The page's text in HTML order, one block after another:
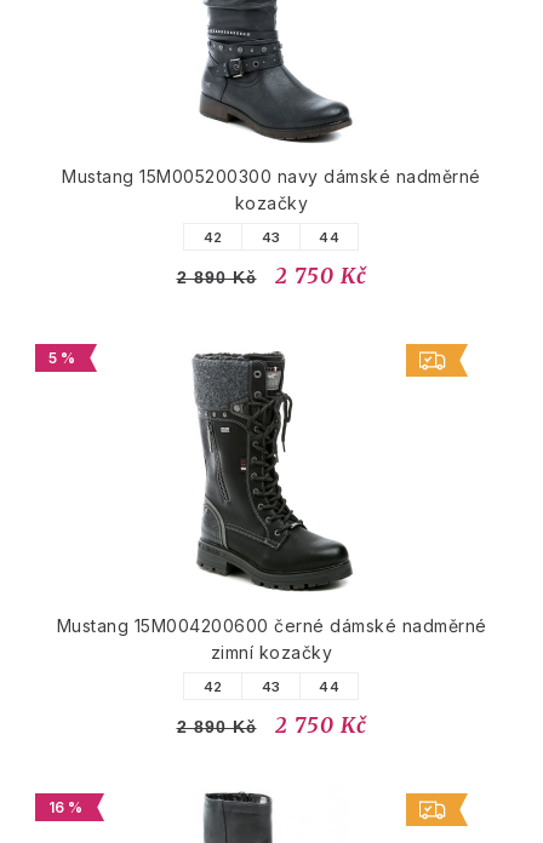
Mustang 15M005200300 navy dámské nadměrné
kozačky
42 43 44
2 890 Kč 2 750 Kč
5 %
Mustang 15M004200600 černé dámské nadměrné
zimní kozačky
42 43 44
2 890 Kč 2 750 Kč
16 %